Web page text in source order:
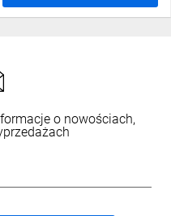
o nowościach,